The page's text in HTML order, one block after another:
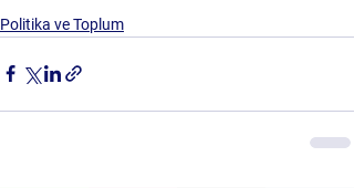
Politika ve Toplum